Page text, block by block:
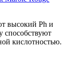
высокий Ph и
способствуют
кислотностью.